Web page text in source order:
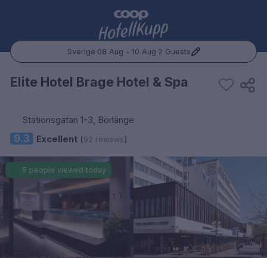
Sverige·08 Aug - 10 Aug·2 Guests
Popular Destinations:
Bergen
Trondheim
Hele Sverige
Stockholm
Elite Hotel Brage Hotel & Spa
Stationsgatan 1-3, Borlänge
9.3 Excellent(92 reviews)
5 people viewed today